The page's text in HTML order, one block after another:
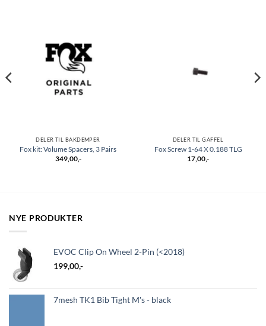
DELER TIL BAKDEMPER
Fox kit: Volume Spacers, 3 Pairs
349,00,-
DELER TIL GAFFEL
Fox Screw 1-64 X 0.188 TLG
17,00,-
NYE PRODUKTER
EVOC Clip On Wheel 2-Pin (<2018)
199,00,-
7mesh TK1 Bib Tight M's - black